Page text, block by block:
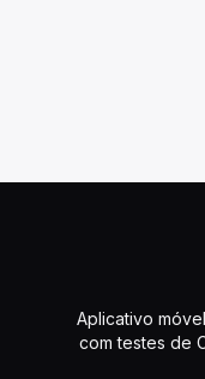
Aplicativo
com testes de